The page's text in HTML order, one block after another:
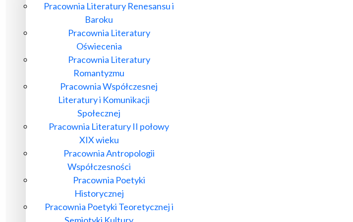
Pracownia Literatury Renesansu i
Baroku
Pracownia Literatury
Oświecenia
Pracownia Literatury
Romantyzmu
Pracownia Współczesnej
Literatury i Komunikacji
Społecznej
Pracownia Literatury II połowy
XIX wieku
Pracownia Antropologii
Współczesności
Pracownia Poetyki
Historycznej
Pracownia Poetyki Teoretycznej i